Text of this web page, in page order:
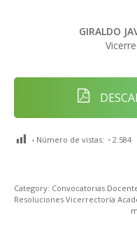
GIRALDO
Número de vistas: 2.584
Category: Convocatorias
Resoluciones Vicerrectoría